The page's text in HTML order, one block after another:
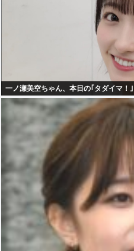
一ノ瀬美空ちゃん、本日の｢タダイマ！